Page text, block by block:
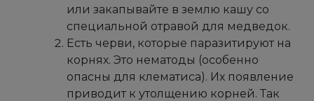
или закапывайте в землю кашу со
специальной отравой для медведок.
Есть черви, которые паразитируют на
корнях. Это нематоды (особенно
опасны для клематиса). Их появление
приводит к утолщению корней. Так